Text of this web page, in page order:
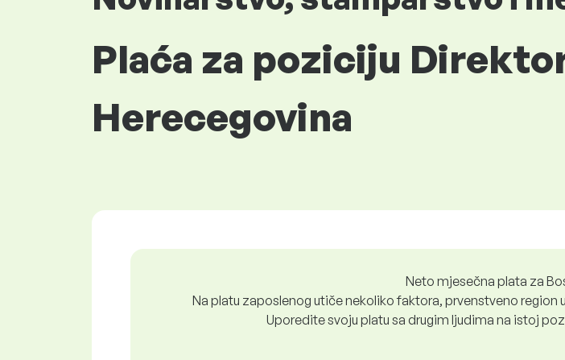
Plaća za poziciju
Herecegovina
Neto mjesečna plata za
Na platu zaposlenog utiče nekoliko faktora, prvenstveno
Uporedite svoju platu sa drugim ljudima na istoj